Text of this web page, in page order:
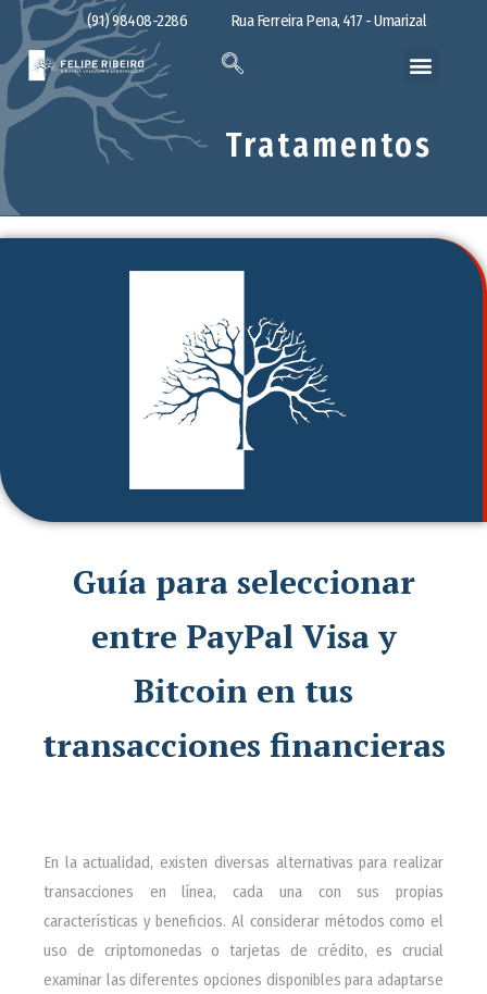
(91) 98408-2286 Rua Ferreira Pena, 417 - Umarizal
Tratamentos
Guía para seleccionar
entre PayPal Visa y
Bitcoin en tus
transacciones financieras
En la actualidad, existen diversas alternativas para realizar
transacciones en línea, cada una con sus propias
características y beneficios. Al considerar métodos como el
uso de criptomonedas o tarjetas de crédito, es crucial
examinar las diferentes opciones disponibles para adaptarse